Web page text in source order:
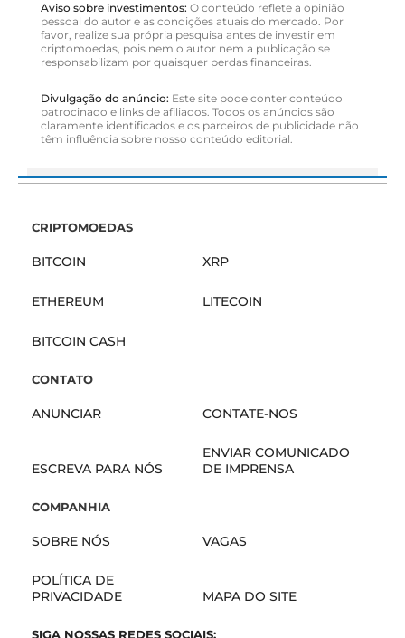
Aviso sobre investimentos: O conteúdo reflete a opinião
pessoal do autor e as condições atuais do mercado. Por
favor, realize sua própria pesquisa antes de investir em
criptomoedas, pois nem o autor nem a publicação se
responsabilizam por quaisquer perdas financeiras.
Divulgação do anúncio: Este site pode conter conteúdo
patrocinado e links de afiliados. Todos os anúncios são
claramente identificados e os parceiros de publicidade não
têm influência sobre nosso conteúdo editorial.
CRIPTOMOEDAS
BITCOIN XRP
ETHEREUM LITECOIN
BITCOIN CASH
CONTATO
ANUNCIAR CONTATE-NOS
ESCREVA PARA NÓS
ENVIAR COMUNICADO
DE IMPRENSA
COMPANHIA
SOBRE NÓS VAGAS
POLÍTICA DE
PRIVACIDADE
MAPA DO SITE
SIGA NOSSAS REDES SOCIAIS: